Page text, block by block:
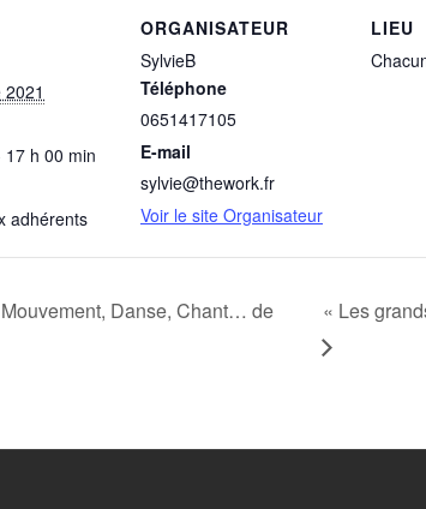
h 00 min
adhérents
ORGANISATEUR
SylvieB
Téléphone
0651417105
E-mail
sylvie@thework.fr
Voir le site Organisateur
LIEU
Danse, Chant… de
« Les